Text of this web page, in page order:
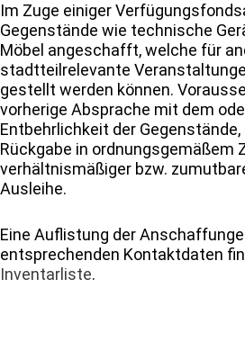
Im Zuge einiger
Gegenstände wie technische
Möbel angeschafft, welche für
stadtteilrelevante
gestellt werden können.
vorherige Absprache mit dem
Entbehrlichkeit der
Rückgabe in ordnungsgemäßem
verhältnismäßiger bzw.
Ausleihe.
Eine Auflistung der
entsprechenden Kontaktdaten
Inventarliste.